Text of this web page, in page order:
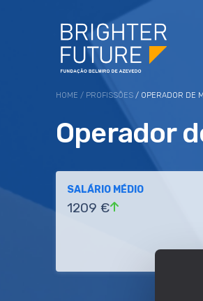
HOME / PROFISSÕES / OPERADOR DE
Operador
SALÁRIO MÉDIO
1209 €